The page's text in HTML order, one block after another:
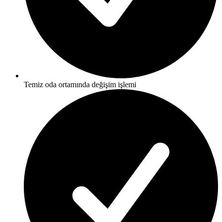
Temiz oda ortamında değişim işlemi